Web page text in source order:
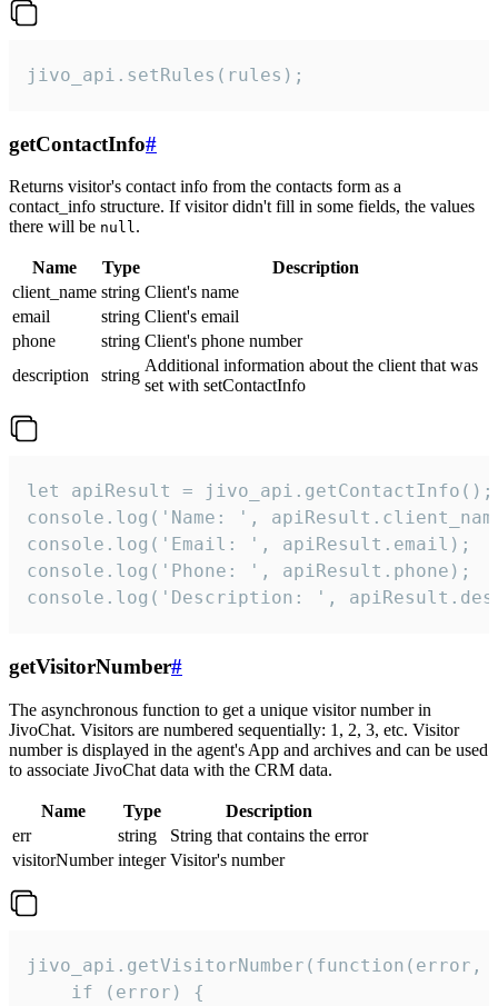
jivo_api.setRules(rules);
getContactInfo#
Returns visitor's contact info from the contacts form as a
contact_info structure. If visitor didn't fill in some fields, the values
there will be null.
Name Type
Description
client_name string Client's name
email
string Client's email
phone
string Client's phone number
description
string
Additional information about the client that was
set with setContactInfo
let apiResult = jivo_api.getContactInfo();
console.log('Name: ',
console.log('Email: ', apiResult.email);
console.log('Phone: ', apiResult.phone);
console.log('Description: ',
getVisitorNumber#
The asynchronous function to get a unique visitor number in
JivoChat. Visitors are numbered sequentially: 1, 2, 3, etc. Visitor
number is displayed in the agent's App and archives and can be used
to associate JivoChat data with the CRM data.
Name Type
Description
err
string
String that contains the error
visitorNumber integer Visitor's number
jivo_api.getVisitorNumber(function(error,
    if (error) {